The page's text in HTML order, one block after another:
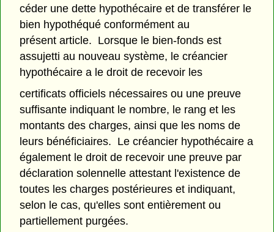
céder une dette hypothécaire et de transférer le
bien hypothéqué conformément au
présent article. Lorsque le bien-fonds est
assujetti au nouveau système, le créancier
hypothécaire a le droit de recevoir les
certificats officiels nécessaires ou une preuve
suffisante indiquant le nombre, le rang et les
montants des charges, ainsi que les noms de
leurs bénéficiaires. Le créancier hypothécaire a
également le droit de recevoir une preuve par
déclaration solennelle attestant l'existence de
toutes les charges postérieures et indiquant,
selon le cas, qu'elles sont entièrement ou
partiellement purgées.